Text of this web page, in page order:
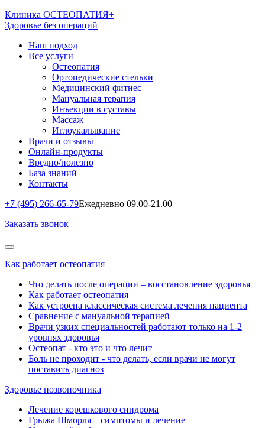
Клиника ОСТЕОПАТИЯ+
Здоровье без операций
Наш подход
Все услуги
Остеопатия
Ортопедические стельки
Медицинский фитнес
Мануальная терапия
Инъекции в суставы
Массаж
Иглоукалывание
Врачи и отзывы
Онлайн-продукты
Вредно/полезно
База знаний
Контакты
+7 (495) 266-65-79Ежедневно 09.00-21.00
Заказать звонок
Как работает остеопатия
Что делать после операции ‒ восстановление здоровья
Как работает остеопатия
Как устроена классическая система лечения пациента
Сравнение с мануальной терапией
Врачи узких специальностей работают только на 1-2
уровнях здоровья
Остеопат - кто это и что лечит
Боль не проходит - что делать, если врачи не могут
поставить диагноз
Здоровье позвоночника
Лечение корешкового синдрома
Грыжа Шморля ‒ симптомы и лечение